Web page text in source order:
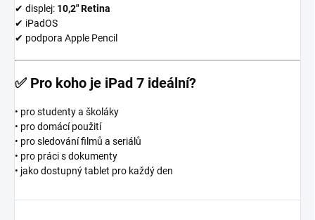
✔ displej: 10,2″ Retina
✔ iPadOS
✔ podpora Apple Pencil
✅ Pro koho je iPad 7 ideální?
• pro studenty a školáky
• pro domácí použití
• pro sledování filmů a seriálů
• pro práci s dokumenty
• jako dostupný tablet pro každý den